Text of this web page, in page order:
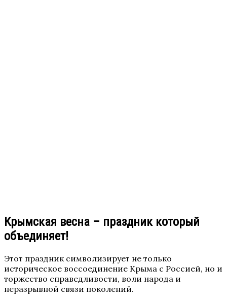
Крымская весна – праздник который
объединяет!
Этот праздник символизирует не только
историческое воссоединение Крыма с Россией, но и
торжество справедливости, воли народа и
неразрывной связи поколений.